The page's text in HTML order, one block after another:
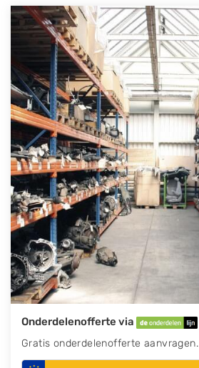
Onderdelenofferte via
Gratis onderdelenofferte aanvragen.